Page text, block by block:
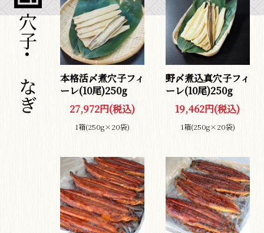
スライスねた
すしネタ・具材
海苔・味付のり
昆布・海藻
穴子･うなぎ
本格活〆煮穴子フィ
ーレ(10尾)250g
27,972円(税込)
1箱(250g×20袋)
野〆煮込真穴子フィ
ーレ(10尾)250g
19,462円(税込)
1箱(250g×20袋)